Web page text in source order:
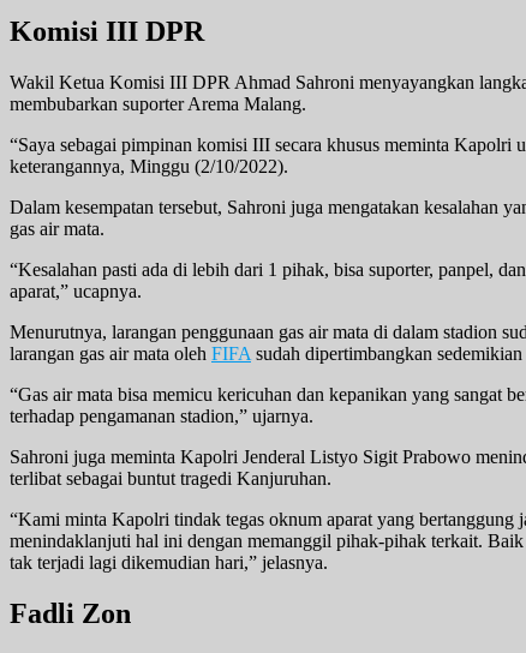
Komisi III DPR
Wakil Ketua Komisi III DPR Ahmad Sahroni menyayangkan
membubarkan suporter Arema Malang.
“Saya sebagai pimpinan komisi III secara khusus meminta Kapolri
keterangannya, Minggu (2/10/2022).
Dalam kesempatan tersebut, Sahroni juga mengatakan kesalahan
gas air mata.
“Kesalahan pasti ada di lebih dari 1 pihak, bisa suporter, panpel,
aparat,” ucapnya.
Menurutnya, larangan penggunaan gas air mata di dalam stadion
larangan gas air mata oleh FIFA sudah dipertimbangkan
“Gas air mata bisa memicu kericuhan dan kepanikan yang sangat
terhadap pengamanan stadion,” ujarnya.
Sahroni juga meminta Kapolri Jenderal Listyo Sigit Prabowo
terlibat sebagai buntut tragedi Kanjuruhan.
“Kami minta Kapolri tindak tegas oknum aparat yang bertanggung
menindaklanjuti hal ini dengan memanggil pihak-pihak terkait.
tak terjadi lagi dikemudian hari,” jelasnya.
Fadli Zon